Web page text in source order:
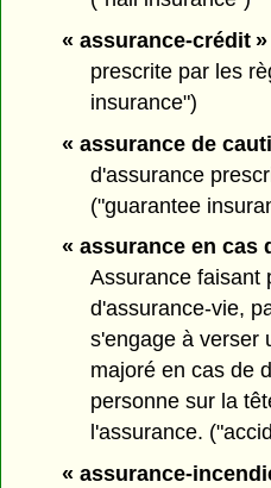
« assurance-crédit »
prescrite par les
insurance")
« assurance de
d'assurance
("guarantee
« assurance en cas
Assurance faisant
d'assurance-vie,
s'engage à verser
majoré en cas de
personne sur la
l'assurance.
« assurance-